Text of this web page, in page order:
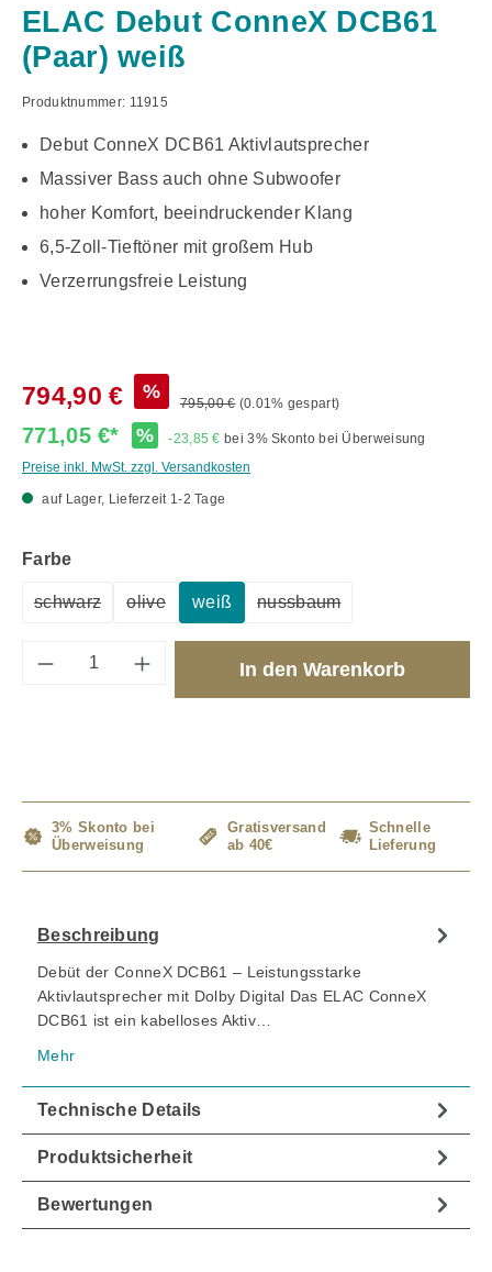
ELAC Debut ConneX DCB61
(Paar) weiß
Produktnummer: 11915
Debut ConneX DCB61 Aktivlautsprecher
Massiver Bass auch ohne Subwoofer
hoher Komfort, beeindruckender Klang
6,5-Zoll-Tieftöner mit großem Hub
Verzerrungsfreie Leistung
794,90 € %
795,00 € (0.01% gespart)
771,05 €* % -23,85 € bei 3% Skonto bei Überweisung
Preise inkl. MwSt. zzgl. Versandkosten
auf Lager, Lieferzeit 1-2 Tage
Farbeauswählen
schwarz olive weiß nussbaum
Produkt Anzahl: Gib den gewünschten
In den Warenkorb
3% Skonto bei
Überweisung
Gratisversand
ab 40€
Schnelle
Lieferung
Beschreibung
Debüt der ConneX DCB61 – Leistungsstarke
Aktivlautsprecher mit Dolby Digital Das ELAC ConneX
DCB61 ist ein kabelloses Aktiv…
Mehr
Technische Details
Produktsicherheit
Bewertungen